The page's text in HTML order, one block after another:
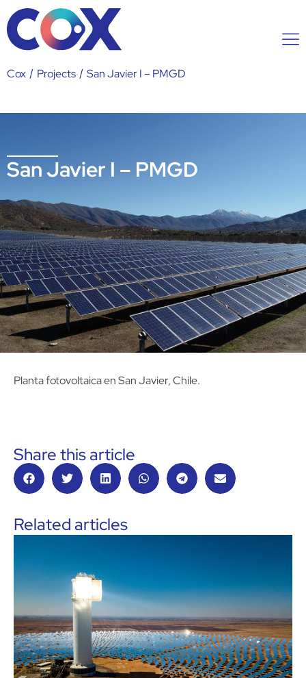
Cox / Projects / San Javier I – PMGD
San Javier I – PMGD
Planta fotovoltaica en San Javier, Chile.
Share this article
Related articles